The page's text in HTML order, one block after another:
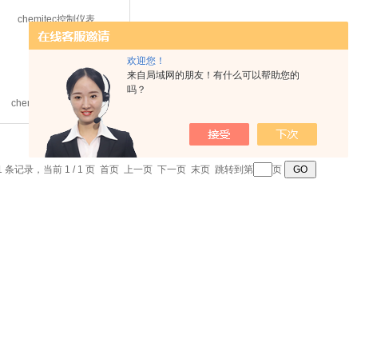
欢迎您！
来自局域网的朋友！有什么可以帮助您的
吗？
chemitec控制仪表
条记录，当前 1 / 1 页 首页 上一页 下一页 末页 跳转到第 页